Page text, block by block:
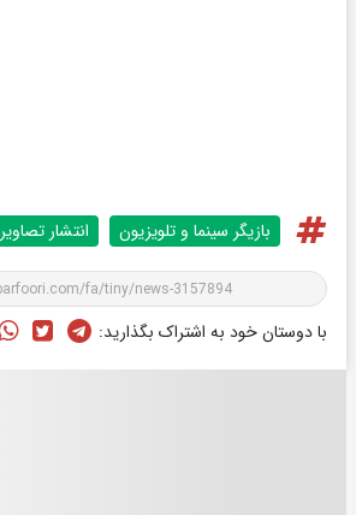
بازیگر سینما و تلویزیون انتشار تصاویر
با دوستان خود به اشتراک بگذارید: